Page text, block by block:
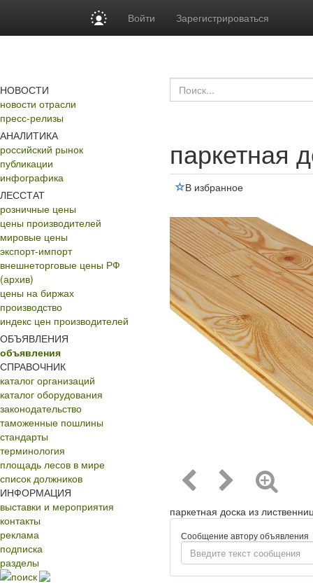
Войти Зарегистрироваться
НОВОСТИ
новости отрасли
пресс-релизы
АНАЛИТИКА
российский рынок
публикации
инфографика
ЛЕССТАТ
розничные цены
цены производителей
мировые цены
экспорт-импорт
внешнеторговые цены РФ
(архив)
цены на биржах
производство
индекс цен производителей
ОБЪЯВЛЕНИЯ
объявления
СПРАВОЧНИК
каталог организаций
каталог оборудования
законодательство
таможенные пошлины
стандарты
терминология
площадь лесов в мире
список должников
ИНФОРМАЦИЯ
выставки и мероприятия
контакты
реклама
подписка
разделы
поиск
паркетная
В избранное
паркетная доска из
Сообщение автору объявления